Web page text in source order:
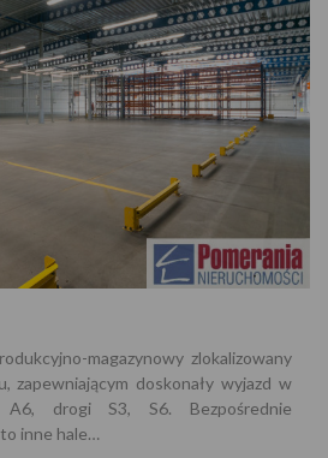
magazynowy zlokalizowany
zapewniającym doskonały wyjazd w
A6, drogi S3, S6. Bezpośrednie
inne hale…